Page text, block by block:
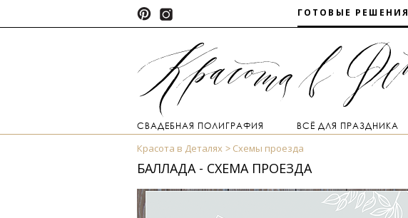
ГОТОВЫЕ РЕШЕНИЯ
СВАДЕБНАЯ ПОЛИГРАФИЯ ВСЁ ДЛЯ ПРАЗДНИКА
Красота в Деталях Схемы проезда
БАЛЛАДА - СХЕМА ПРОЕЗДА